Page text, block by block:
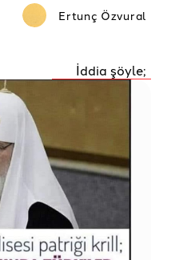
Ertunç Özvural
İddia şöyle;